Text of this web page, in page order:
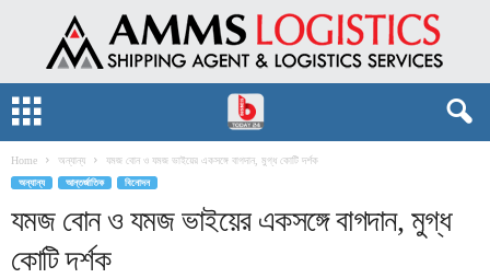
Home অন্যান্য যমজ বোন ও যমজ ভাইয়ের একসঙ্গে বাগদান, মুগ্ধ কোটি দর্শক
অন্যান্য আন্তর্জাতিক বিনোদন
যমজ বোন ও যমজ ভাইয়ের একসঙ্গে বাগদান, মুগ্ধ
কোটি দর্শক